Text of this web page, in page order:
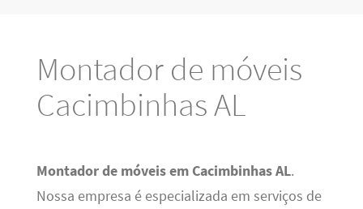
Montador de móveis
Cacimbinhas AL
Montador de móveis em Cacimbinhas AL.
Nossa empresa é especializada em serviços de